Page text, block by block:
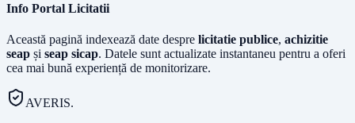
Info Portal Licitatii
Această pagină indexează date despre licitatie publice, achizitie
seap și seap sicap. Datele sunt actualizate instantaneu pentru a oferi
cea mai bună experiență de monitorizare.
AVERIS.